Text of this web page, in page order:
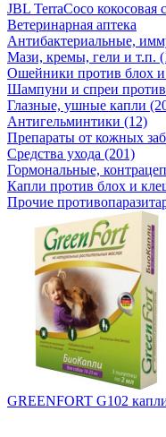
JBL TerraCoco кокосовая
Ветеринарная аптека
Антибактериальные,
Мази, кремы, гели и т.п.
Ошейники против блох
Шампуни и спреи
Глазные, ушные капли
Антигельминтики (12)
Препараты от кожных
Средства ухода (201)
Гормональные,
Капли против блох и
Прочие
GREENFORT G102